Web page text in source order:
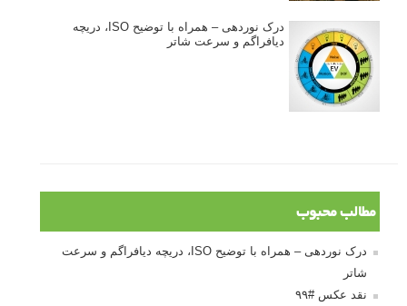
درک نوردهی – همراه با توضیح ISO، دریچه
دیافراگم و سرعت شاتر
مطالب محبوب
درک نوردهی – همراه با توضیح ISO، دریچه دیافراگم و سرعت
شاتر
نقد عکس #۹۹